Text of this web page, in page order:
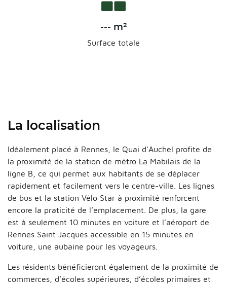
--- m²
Surface totale
La localisation
Idéalement placé à Rennes, le Quai d’Auchel profite de
la proximité de la station de métro La Mabilais de la
ligne B, ce qui permet aux habitants de se déplacer
rapidement et facilement vers le centre-ville. Les lignes
de bus et la station Vélo Star à proximité renforcent
encore la praticité de l’emplacement. De plus, la gare
est à seulement 10 minutes en voiture et l’aéroport de
Rennes Saint Jacques accessible en 15 minutes en
voiture, une aubaine pour les voyageurs.
Les résidents bénéficieront également de la proximité de
commerces, d’écoles supérieures, d’écoles primaires et